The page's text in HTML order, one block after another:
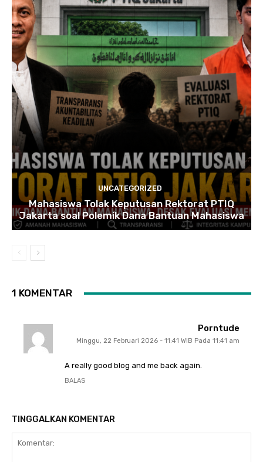
UNCATEGORIZED
Mahasiswa Tolak Keputusan Rektorat PTIQ
Jakarta soal Polemik Dana Bantuan Mahasiswa
1 KOMENTAR
Porntude
Minggu, 22 Februari 2026 - 11:41 WIB Pada 11:41 am
A really good blog and me back again.
BALAS
TINGGALKAN KOMENTAR